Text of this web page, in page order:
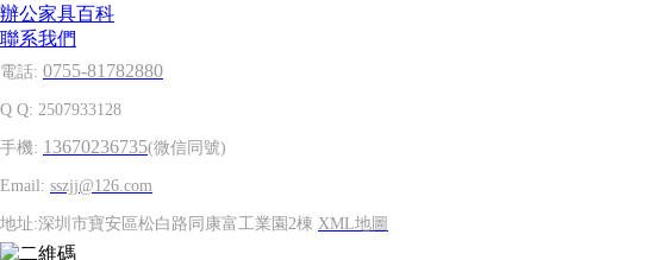
辦公家具百科
聯系我們
電話: 0755-81782880
Q Q: 2507933128
手機: 13670236735(微信同號)
Email: sszjj@126.com
地址:深圳市寶安區松白路同康富工業園2棟 XML地圖